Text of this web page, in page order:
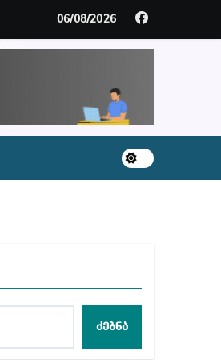
ნანუკა ჟორჟოლიანს
საერთაშორისო
შეჰქონდათ
იდენტობის
სამართლის საქმემდე
06/08/2026
ძებნა